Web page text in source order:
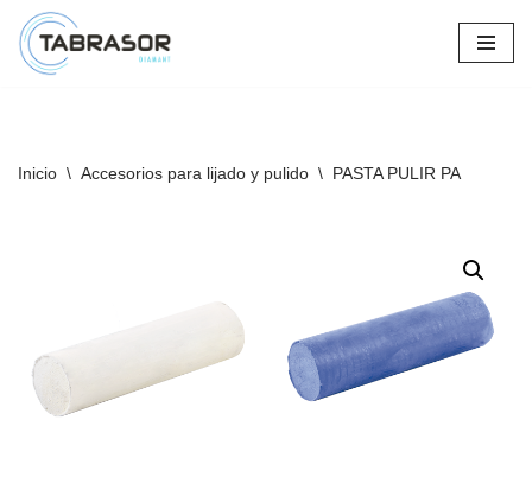
Saltar
Inicio \ Accesorios para lijado y pulido \ PASTA PULIR PA